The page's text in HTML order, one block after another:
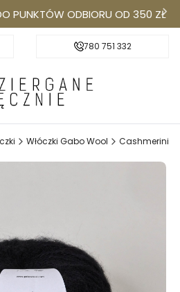
PUNKTÓW ODBIORU OD 350 ZŁ
dostawa do Punktów Odbioru od
780 751 332
Włóczki Gabo Wool Cashmerini